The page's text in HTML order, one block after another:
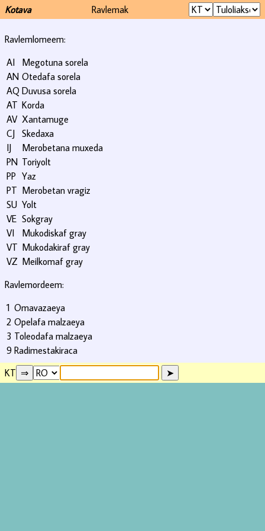
Kotava Ravlemak
Ravlemlomeem:
AI
Megotuna sorela
AN Otedafa sorela
AQ Duvusa sorela
AT Korda
AV Xantamuge
CJ Skedaxa
IJ
Merobetana muxeda
PN Toriyolt
PP Yaz
PT Merobetan vragiz
SU Yolt
VE Sokgray
VI
Mukodiskaf gray
VT Mukodakiraf gray
VZ Meilkomaf gray
Ravlemordeem:
1 Omavazaeya
2 Opelafa malzaeya
3 Toleodafa malzaeya
9 Radimestakiraca
KT